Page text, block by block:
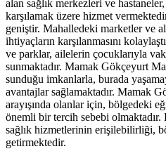
alan sağlık merkezleri ve
karşılamak üzere hizmet
geniştir. Mahalledeki marketler ve
ihtiyaçların karşılanmasını
ve parklar, ailelerin çocuklarıyla
sunmaktadır. Mamak Gökçeyurt
sunduğu imkanlarla, burada
avantajlar sağlamaktadır. Mamak
arayışında olanlar için, bölgedeki
önemli bir tercih sebebi
sağlık hizmetlerinin erişilebilirliği,
getirmektedir.